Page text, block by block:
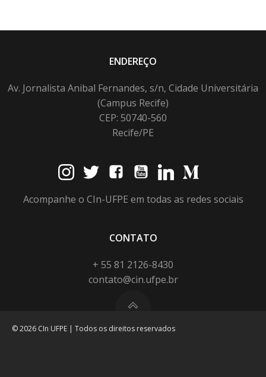
ENDEREÇO
Av. Jornalista Anibal Fernandes, s/n, Cidade Universitária
(Campus Recife)
CEP: 50740-560
Recife/PE
Acompanhe o CIn-UFPE em todas as redes sociais
CONTATO
+ 55 81 2126-8430
contato@cin.ufpe.br
© 2026 CIn UFPE | Todos os direitos reservados